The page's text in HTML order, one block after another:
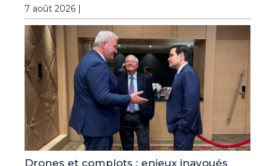
7 août 2026 |
Drones et complots : enjeux inavoués